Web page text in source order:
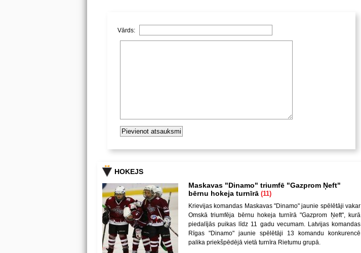
Vārds:
HOKEJS
Maskavas "Dinamo" triumfē "Gazprom Ņeft"
bērnu hokeja turnīrā (11)
Krievijas komandas Maskavas "Dinamo" jaunie spēlētāji vakar
Omskā triumfēja bērnu hokeja turnīrā "Gazprom Ņeft", kurā
piedalījās puikas līdz 11 gadu vecumam. Latvijas komandas
Rīgas "Dinamo" jaunie spēlētāji 13 komandu konkurencē
palika priekšpēdējā vietā turnīra Rietumu grupā.